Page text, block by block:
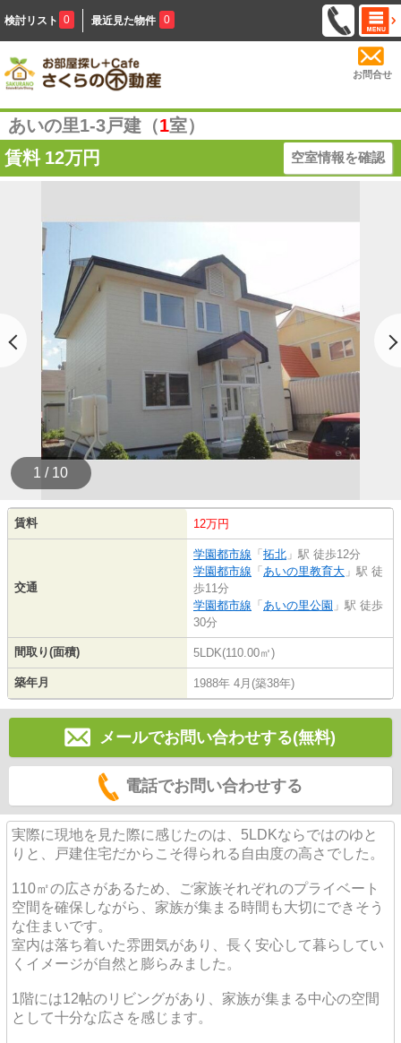
検討リスト 0 最近見た物件 0
お問合せ
あいの里1-3戸建（1室）
賃料 12万円 空室情報を確認
1 / 10
賃料 12万円
交通
学園都市線 「拓北 」駅 徒歩12分
学園都市線 「あいの里教育大 」駅 徒
歩11分
学園都市線 「あいの里公園 」駅 徒歩
30分
間取り(面積) 5LDK(110.00㎡)
築年月 1988年 4月(築38年)
メールでお問い合わせする(無料)
電話でお問い合わせする
実際に現地を見た際に感じたのは、5LDKならではのゆと
りと、戸建住宅だからこそ得られる自由度の高さでした。
110㎡の広さがあるため、ご家族それぞれのプライベート
空間を確保しながら、家族が集まる時間も大切にできそう
な住まいです。
室内は落ち着いた雰囲気があり、長く安心して暮らしてい
くイメージが自然と膨らみました。
1階には12帖のリビングがあり、家族が集まる中心の空間
として十分な広さを感じます。